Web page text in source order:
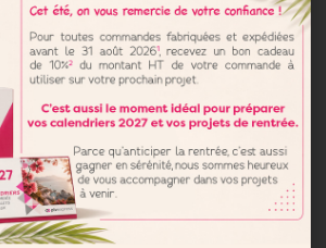
un simple stand en
commercial, certaines
sont indispensables.
: la cohérence. Tous vos
communication doivent
charte graphique.
votre crédibilité et rend
immédiatement